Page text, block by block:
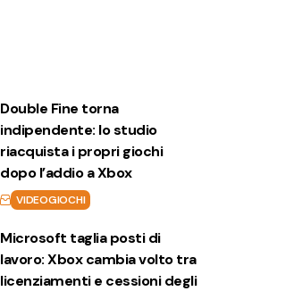
Double Fine torna
indipendente: lo studio
riacquista i propri giochi
dopo l’addio a Xbox
VIDEOGIOCHI
Microsoft taglia posti di
lavoro: Xbox cambia volto tra
licenziamenti e cessioni degli